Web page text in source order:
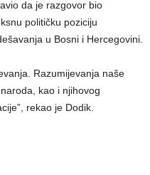
da je razgovor bio
političku poziciju
u Bosni i Hercegovini.
Razumijevanja naše
kao i njihovog
rekao je Dodik.